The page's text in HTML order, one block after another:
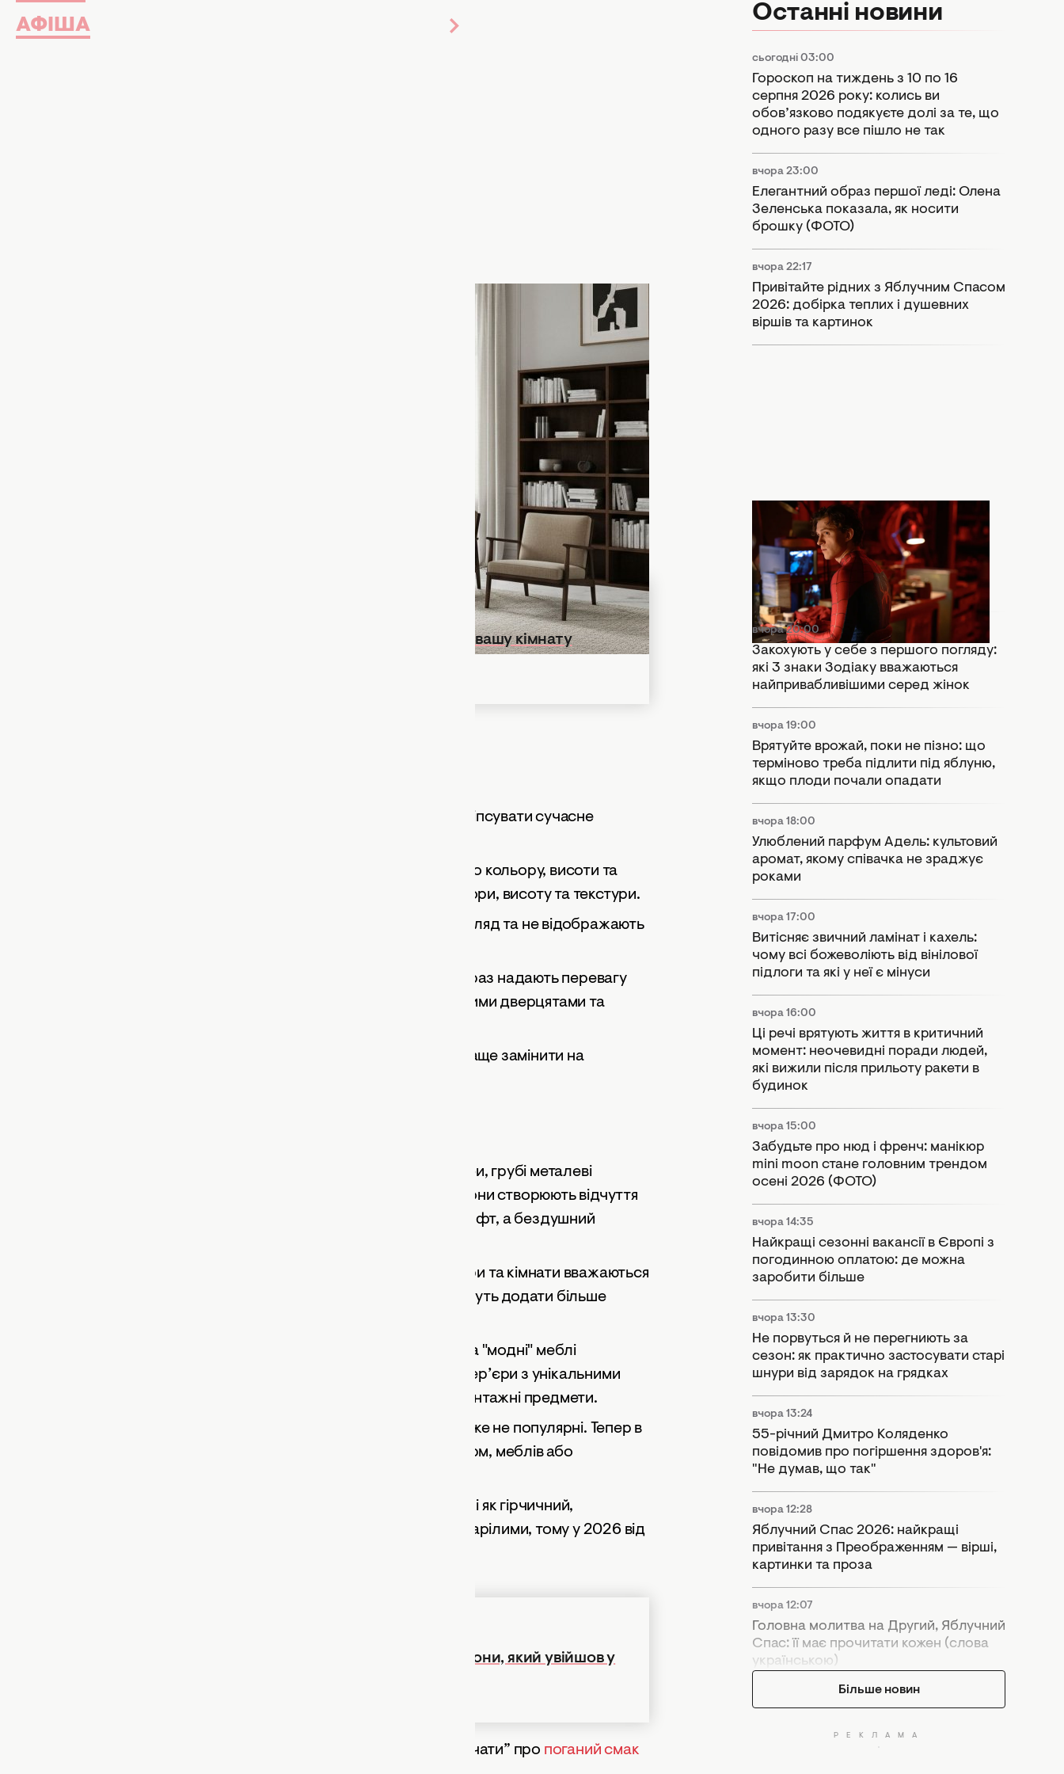
АФІША
Під час ремонту чи будівництва люди прагнуть знайти “золоту середину”:
обрати якісні матеріали і не втратити у стилі. Іноді краще прислухатися до
порад дизайнера, ніж самостійно планувати інтер’єр. Адже ви можете не
Дизайнери та експерти рекомендують відмовитися у 2026 році від деяких
речей. Адже вони можуть зіпсувати будинок і показати несмак, пише
Шпалери на стелі: дивний тренд, який зробить вашу кімнату
. Вони можуть зіпсувати сучасне
Меблі з однієї колекції, одного кольору, висоти та
розміру більше не у моді. Краще поєднувати кольори, висоту та текстури.
Вони мають бездушний вигляд та не відображають
. Це вже давно вчорашній день. Зараз надають перевагу
душовим куточкам з елегантними трапами, скляними дверцятами та
Ці холодні метали краще замінити на
Надмірно відкриті труби, грубі металеві
елементи та голі бетонні стіни вже неактуальні. Вони створюють відчуття
холоду та відстороненості. Це не благородний лофт, а бездушний
Повністю білі кухні, коридори та кімнати вважаються
занадто простими та непрактичними. Люди прагнуть додати більше
Зайва комерціалізація та "модні" меблі
втрачають актуальність. В тренді — продумані інтер’єри з унікальними
речами, які мають історію, поєднуючи сучасні та вінтажні предмети.
Відкриті простори вже не популярні. Тепер в
моді легке, але чітке зонування за допомогою ширм, меблів або
Відтінки, натхнені епохою 70-х, такі як гірчичний,
персиковий та бірюзовий, також вважаються застарілими, тому у 2026 від
Кухня у квітах — ультрамодний декор робочої зони, який увійшов у
Кілька речей в інтер’єрі будинку можуть просто “кричати” про поганий смак
Останні новини
сьогодні 03:00
Гороскоп на тиждень з 10 по 16
серпня 2026 року: колись ви
обов’язково подякуєте долі за те, що
одного разу все пішло не так
вчора 23:00
Елегантний образ першої леді: Олена
Зеленська показала, як носити
брошку (ФОТО)
вчора 22:17
Привітайте рідних з Яблучним Спасом
2026: добірка теплих і душевних
віршів та картинок
вчора 20:30
Що означає сцена після титрів
"Людина-павук: Абсолютно новий
день": Marvel залишили важливий
натяк
вчора 20:00
Закохують у себе з першого погляду:
які 3 знаки Зодіаку вважаються
найпривабливішими серед жінок
вчора 19:00
Врятуйте врожай, поки не пізно: що
терміново треба підлити під яблуню,
якщо плоди почали опадати
вчора 18:00
Улюблений парфум Адель: культовий
аромат, якому співачка не зраджує
роками
вчора 17:00
Витісняє звичний ламінат і кахель:
чому всі божеволіють від вінілової
підлоги та які у неї є мінуси
вчора 16:00
Ці речі врятують життя в критичний
момент: неочевидні поради людей,
які вижили після прильоту ракети в
будинок
вчора 15:00
Забудьте про нюд і френч: манікюр
mini moon стане головним трендом
осені 2026 (ФОТО)
вчора 14:35
Найкращі сезонні вакансії в Європі з
погодинною оплатою: де можна
заробити більше
вчора 13:30
Не порвуться й не перегниють за
сезон: як практично застосувати старі
шнури від зарядок на грядках
вчора 13:24
55-річний Дмитро Коляденко
повідомив про погіршення здоров'я:
"Не думав, що так"
вчора 12:28
Яблучний Спас 2026: найкращі
привітання з Преображенням — вірші,
картинки та проза
вчора 12:07
Головна молитва на Другий, Яблучний
Спас: її має прочитати кожен (слова
українською)
Більше новин